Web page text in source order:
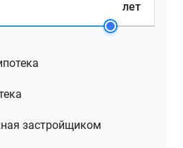
лет
застройщиком